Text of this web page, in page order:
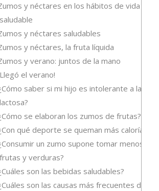
y néctares en los hábitos de vida
saludable
y néctares saludables
y néctares, la fruta líquida
y verano: juntos de la mano
el verano!
saber si mi hijo es intolerante a la
lactosa?
se elaboran los zumos de frutas?
qué deporte se queman más calorías?
un zumo supone tomar menos
frutas y verduras?
son las bebidas saludables?
son las causas más frecuentes del